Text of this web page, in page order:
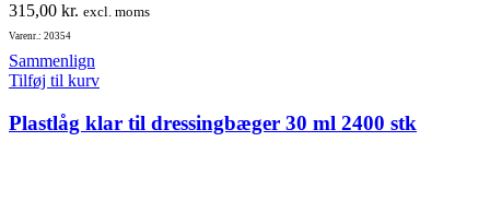
315,00 kr. excl. moms
Varenr.: 20354
Sammenlign
Tilføj til kurv
Plastlåg klar til dressingbæger 30 ml 2400 stk